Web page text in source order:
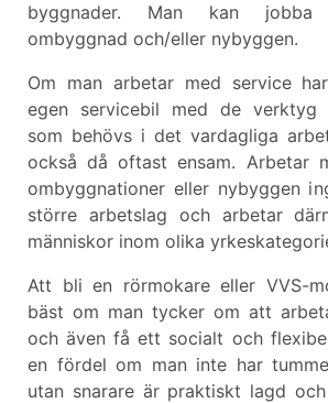
byggnader. Man kan jobba
ombyggnad och/eller nybyggen.
Om man arbetar med service
egen servicebil med de verktyg
som behövs i det vardagliga
också då oftast ensam. Arbetar
ombyggnationer eller nybyggen
större arbetslag och arbetar
människor inom olika
Att bli en rörmokare eller VVS-
bäst om man tycker om att
och även få ett socialt och
en fördel om man inte har
utan snarare är praktiskt lagd